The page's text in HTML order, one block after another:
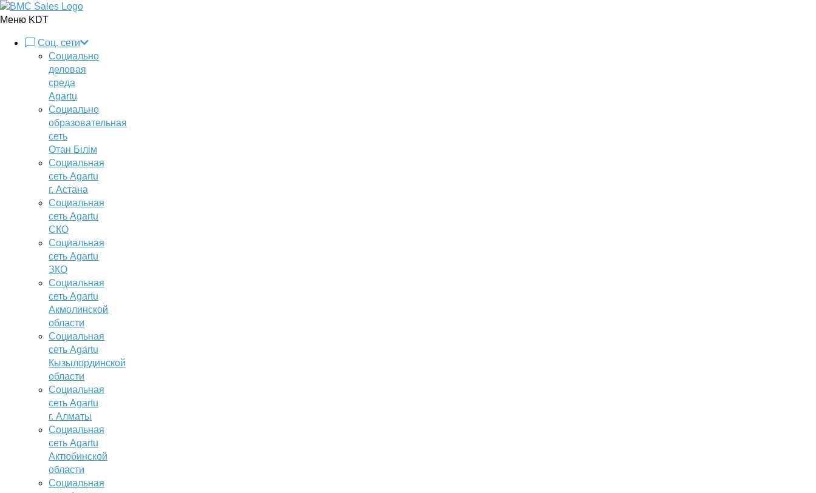
Меню KDT
Соц. сети
Социально
деловая
среда
Agartu
Социально
образовательная
сеть
Отан Бiлiм
Социальная
сеть Agartu
г. Астана
Социальная
сеть Agartu
СКО
Социальная
сеть Agartu
ЗКО
Социальная
сеть Agartu
Акмолинской
области
Социальная
сеть Agartu
Кызылординской
области
Социальная
сеть Agartu
г. Алматы
Социальная
сеть Agartu
Актюбинской
области
Социальная